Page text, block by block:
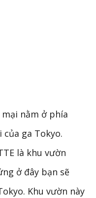
nằm ở phía
ga Tokyo.
là khu vườn
ở đây bạn sẽ
Khu vườn này